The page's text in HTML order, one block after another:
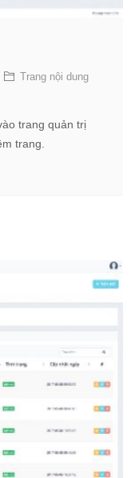
Trang nội dung
trang quản trị
trang.